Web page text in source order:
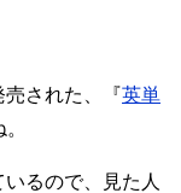
された、『英単
るので、見た人